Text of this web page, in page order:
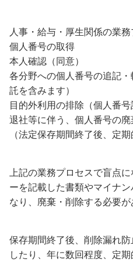
人事・給与・厚生関係の業務
個人番号の取得
本人確認（同意）
各分野への個人番号の追記
託を含みます）
目的外利用の排除（個人番
退社等に伴う、個人番号の廃
（法定保存期間終了後、定
上記の業務プロセスで盲点
ーを記載した書類やマイナ
なり、廃棄・削除する必要が
保存期間終了後、削除漏れ
したり、年に数回程度、定